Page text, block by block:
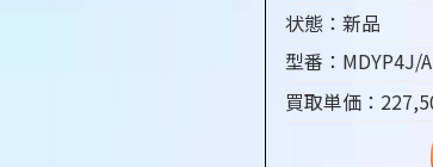
状態：新品
型番：MDYP4J/A
買取単価：